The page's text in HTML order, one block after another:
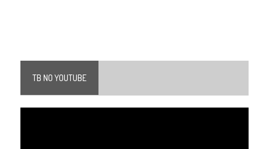
TB NO YOUTUBE